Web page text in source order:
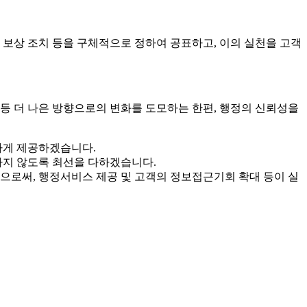
상 조치 등을 구체적으로 정하여 공표하고, 이의 실천을 고객
더 나은 방향으로의 변화를 도모하는 한편, 행정의 신뢰성을
제공하겠습니다.
않도록 최선을 다하겠습니다.
로써, 행정서비스 제공 및 고객의 정보접근기회 확대 등이 실